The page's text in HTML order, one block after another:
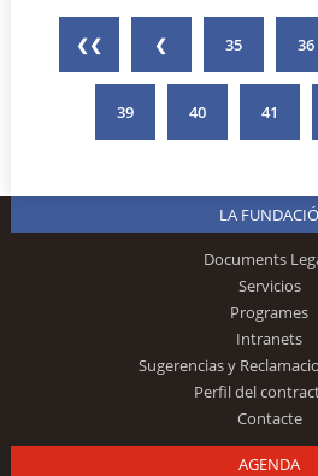
❮❮ ❮ 35 36
39 40 41
LA FUNDACIÓ
Documents
Servicios
Programes
Intranets
Sugerencias y
Perfil del
Contacte
AGENDA